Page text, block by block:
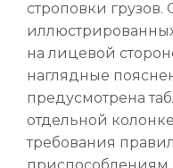
строповки грузов.
на лицевой
наглядные
предусмотрена
отдельной
требования